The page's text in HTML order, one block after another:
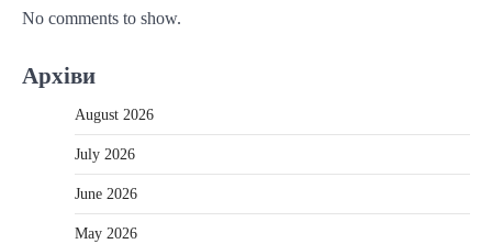
No comments to show.
Архіви
August 2026
July 2026
June 2026
May 2026